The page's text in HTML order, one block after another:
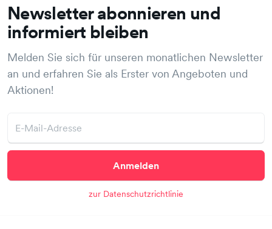
Bequem auf Rechnung kaufen
Einfache Bestellung
Aktuelle Angebote
Newsletter abonnieren und
informiert bleiben
Melden Sie sich für unseren monatlichen Newsletter
an und erfahren Sie als Erster von Angeboten und
Aktionen!
Anmelden
zur Datenschutzrichtlinie